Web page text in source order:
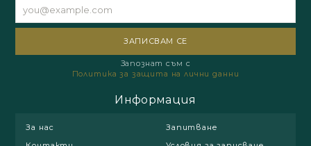
Запознат съм с
Политика за защита на лични данни
Информация
За нас
Запитване